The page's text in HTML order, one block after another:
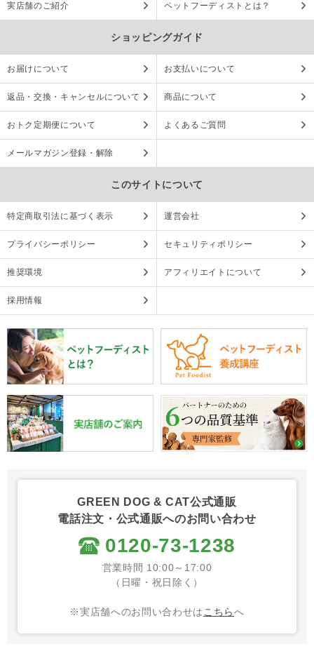
実店舗のご紹介 ペットフーディストとは？
ショッピングガイド
お届けについて お支払いについて
返品・交換・キャンセルについて 商品について
おトク定期便について よくあるご質問
メールマガジン登録・解除
このサイトについて
特定商取引法に基づく表示 運営会社
プライバシーポリシー セキュリティポリシー
推奨環境 アフィリエイトについて
採用情報
GREEN DOG & CAT公式通販
電話注文・公式通販へのお問い合わせ
0120-73-1238
営業時間 10:00～17:00
（日曜・祝日除く）
※実店舗へのお問い合わせは こちらへ